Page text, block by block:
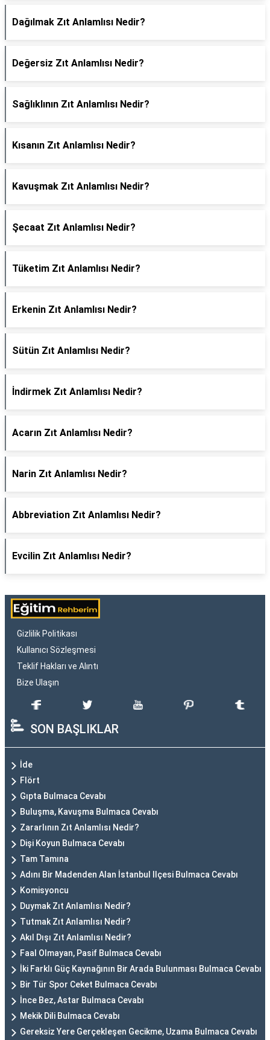
Dağılmak Zıt Anlamlısı Nedir?
Değersiz Zıt Anlamlısı Nedir?
Sağlıklının Zıt Anlamlısı Nedir?
Kısanın Zıt Anlamlısı Nedir?
Kavuşmak Zıt Anlamlısı Nedir?
Şecaat Zıt Anlamlısı Nedir?
Tüketim Zıt Anlamlısı Nedir?
Erkenin Zıt Anlamlısı Nedir?
Sütün Zıt Anlamlısı Nedir?
İndirmek Zıt Anlamlısı Nedir?
Acarın Zıt Anlamlısı Nedir?
Narin Zıt Anlamlısı Nedir?
Abbreviation Zıt Anlamlısı Nedir?
Evcilin Zıt Anlamlısı Nedir?
Gizlilik Politikası
Kullanıcı Sözleşmesi
Teklif Hakları ve Alıntı
Bize Ulaşın
SON BAŞLIKLAR
İde
Flört
Gıpta Bulmaca Cevabı
Buluşma, Kavuşma Bulmaca Cevabı
Zararlının Zıt Anlamlısı Nedir?
Dişi Koyun Bulmaca Cevabı
Tam Tamına
Adını Bir Madenden Alan İstanbul Ilçesi Bulmaca Cevabı
Komisyoncu
Duymak Zıt Anlamlısı Nedir?
Tutmak Zıt Anlamlısı Nedir?
Akıl Dışı Zıt Anlamlısı Nedir?
Faal Olmayan, Pasif Bulmaca Cevabı
İki Farklı Güç Kaynağının Bir Arada Bulunması Bulmaca Cevabı
Bir Tür Spor Ceket Bulmaca Cevabı
İnce Bez, Astar Bulmaca Cevabı
Mekik Dili Bulmaca Cevabı
Gereksiz Yere Gerçekleşen Gecikme, Uzama Bulmaca Cevabı